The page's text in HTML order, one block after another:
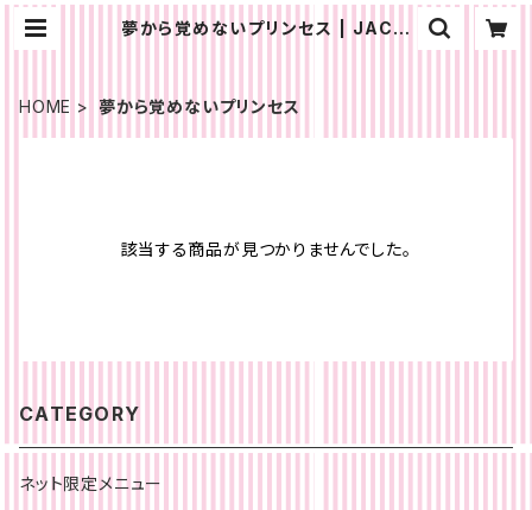
夢から覚めないプリンセス | JACM
HOME 夢から覚めないプリンセス
該当する商品が見つかりませんでした。
CATEGORY
ネット限定メニュー